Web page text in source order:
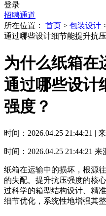
登录
招聘通道
所在位置： 首页 > 包装设计
通过哪些设计细节能提升抗
为什么纸箱在
通过哪些设计
强度？
时间：2026.04.25 21:44:21 |
时间：2026.04.25 21:44:21 来
纸箱在运输中的损坏，根源
的失配。提升抗压强度的核
过科学的箱型结构设计、精
细节优化，系统性地增强其整